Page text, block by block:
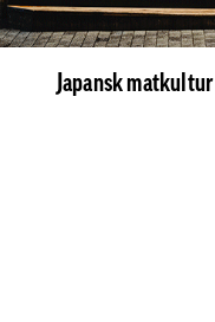
Japansk matkultur